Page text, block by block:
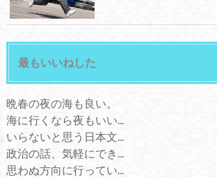
最もいいねした
晩春の夜の海も良い。
海に行くなら夜もいい...
いらないと思う日本文...
政治の話、気軽にでき...
思わぬ方向に行ってい...